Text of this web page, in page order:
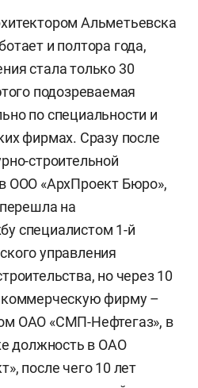
Альметьевска
и полтора года,
стала только 30
подозреваемая
по специальности и
фирмах. Сразу после
строительной
ООО «АрхПроект Бюро»,
на
специалистом 1-й
управления
но через 10
коммерческую фирму –
ОАО «СМП-Нефтегаз», в
должность в ОАО
после чего 10 лет